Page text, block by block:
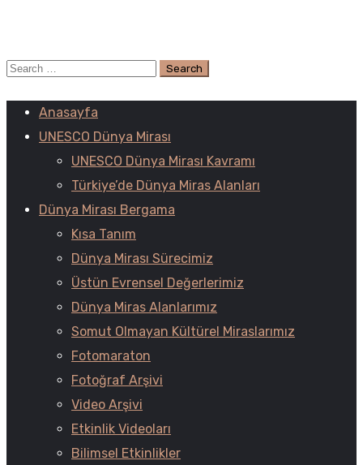
Anasayfa
UNESCO Dünya Mirası
UNESCO Dünya Mirası Kavramı
Türkiye’de Dünya Miras Alanları
Dünya Mirası Bergama
Kısa Tanım
Dünya Mirası Sürecimiz
Üstün Evrensel Değerlerimiz
Dünya Miras Alanlarımız
Somut Olmayan Kültürel Miraslarımız
Fotomaraton
Fotoğraf Arşivi
Video Arşivi
Etkinlik Videoları
Bilimsel Etkinlikler